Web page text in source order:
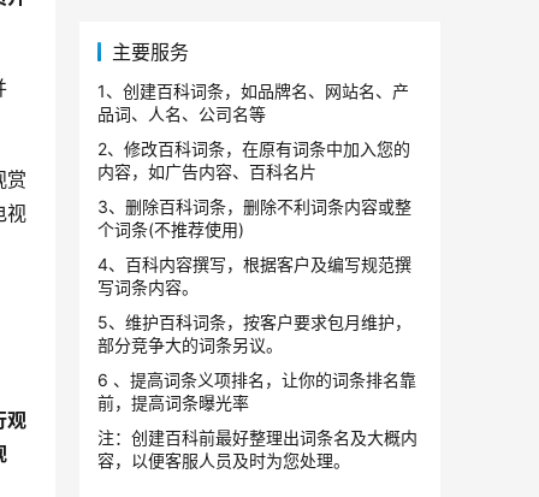
赏
视
观
主要服务
1、创建百科词条，如品牌名、网站名、产
品词、人名、公司名等
2、修改百科词条，在原有词条中加入您的
内容，如广告内容、百科名片
3、删除百科词条，删除不利词条内容或整
个词条(不推荐使用)
4、百科内容撰写，根据客户及编写规范撰
写词条内容。
5、维护百科词条，按客户要求包月维护，
部分竞争大的词条另议。
6 、提高词条义项排名，让你的词条排名靠
前，提高词条曝光率
注：创建百科前最好整理出词条名及大概内
容，以便客服人员及时为您处理。